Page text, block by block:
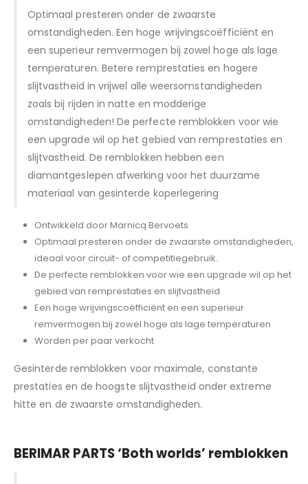
Optimaal presteren onder de zwaarste
omstandigheden. Een hoge wrijvingscoëfficiënt en
een superieur remvermogen bij zowel hoge als lage
temperaturen. Betere remprestaties en hogere
slijtvastheid in vrijwel alle weersomstandigheden
zoals bij rijden in natte en modderige
omstandigheden! De perfecte remblokken voor wie
een upgrade wil op het gebied van remprestaties en
slijtvastheid. De remblokken hebben een
diamantgeslepen afwerking voor het duurzame
materiaal van gesinterde koperlegering
Ontwikkeld door Marnicq Bervoets
Optimaal presteren onder de zwaarste omstandigheden,
ideaal voor circuit- of competitiegebruik.
De perfecte remblokken voor wie een upgrade wil op het
gebied van remprestaties en slijtvastheid
Een hoge wrijvingscoëfficiënt en een superieur
remvermogen bij zowel hoge als lage temperaturen
Worden per paar verkocht
Gesinterde remblokken voor maximale, constante
prestaties en de hoogste slijtvastheid onder extreme
hitte en de zwaarste omstandigheden.
BERIMAR PARTS‘Both worlds’ remblokken